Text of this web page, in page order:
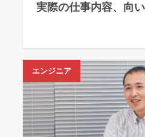
実際の仕事内容、向
エンジニア